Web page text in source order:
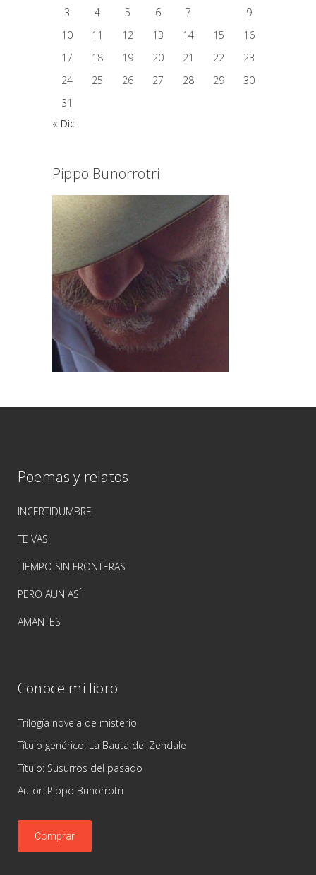
3
4 5 6 7
9
10
11 12 13 14 15
16
17
18 19 20 21 22
23
24
25 26 27 28 29
30
31
« Dic
Pippo Bunorrotri
Poemas y relatos
INCERTIDUMBRE
TE VAS
TIEMPO SIN FRONTERAS
PERO AUN ASÍ
AMANTES
Conoce mi libro
Trilogía novela de misterio
Título genérico: La Bauta del Zendale
Título: Susurros del pasado
Autor: Pippo Bunorrotri
Comprar